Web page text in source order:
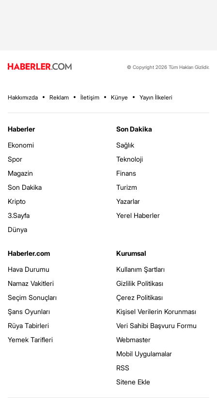
© Copyright 2026 Tüm Hakları Gizlidir.
Hakkımızda Reklam İletişim Künye Yayın İlkeleri
Haberler
Ekonomi
Spor
Magazin
Son Dakika
Kripto
3.Sayfa
Dünya
Son Dakika
Sağlık
Teknoloji
Finans
Turizm
Yazarlar
Yerel Haberler
Haberler.com
Hava Durumu
Namaz Vakitleri
Seçim Sonuçları
Şans Oyunları
Rüya Tabirleri
Yemek Tarifleri
Kurumsal
Kullanım Şartları
Gizlilik Politikası
Çerez Politikası
Kişisel Verilerin Korunması
Veri Sahibi Başvuru Formu
Webmaster
Mobil Uygulamalar
RSS
Sitene Ekle